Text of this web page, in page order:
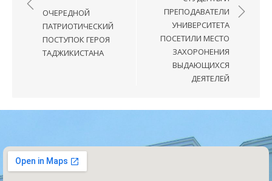
ОЧЕРЕДНОЙ
ПАТРИОТИЧЕСКИЙ
ПОСТУПОК ГЕРОЯ
ТАДЖИКИСТАНА
ПРЕПОДАВАТЕЛИ
УНИВЕРСИТЕТА
ПОСЕТИЛИ МЕСТО
ЗАХОРОНЕНИЯ
ВЫДАЮЩИХСЯ
ДЕЯТЕЛЕЙ